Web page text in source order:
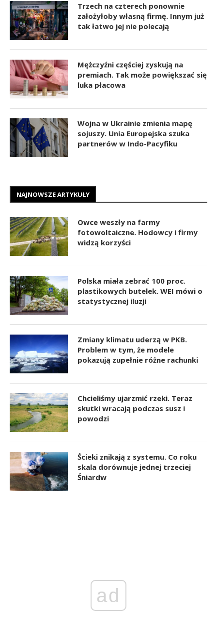
Trzech na czterech ponownie
założyłoby własną firmę. Innym już
tak łatwo jej nie polecają
Mężczyźni częściej zyskują na
premiach. Tak może powiększać się
luka płacowa
Wojna w Ukrainie zmienia mapę
sojuszy. Unia Europejska szuka
partnerów w Indo-Pacyfiku
NAJNOWSZE ARTYKUŁY
Owce weszły na farmy
fotowoltaiczne. Hodowcy i firmy
widzą korzyści
Polska miała zebrać 100 proc.
plastikowych butelek. WEI mówi o
statystycznej iluzji
Zmiany klimatu uderzą w PKB.
Problem w tym, że modele
pokazują zupełnie różne rachunki
Chcieliśmy ujarzmić rzeki. Teraz
skutki wracają podczas susz i
powodzi
Ścieki znikają z systemu. Co roku
skala dorównuje jednej trzeciej
Śniardw
ad